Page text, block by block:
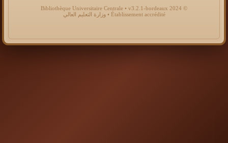
© 2024 Bibliothèque Universitaire Centrale • v3.2.1-bordeaux
Établissement accrédité • وزارة التعليم العالي